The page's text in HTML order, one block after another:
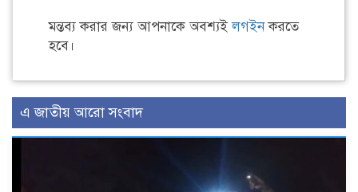
মন্তব্য করার জন্য আপনাকে অবশ্যইলগইনকরতে
হবে।
এ জাতীয় আরো সংবাদ